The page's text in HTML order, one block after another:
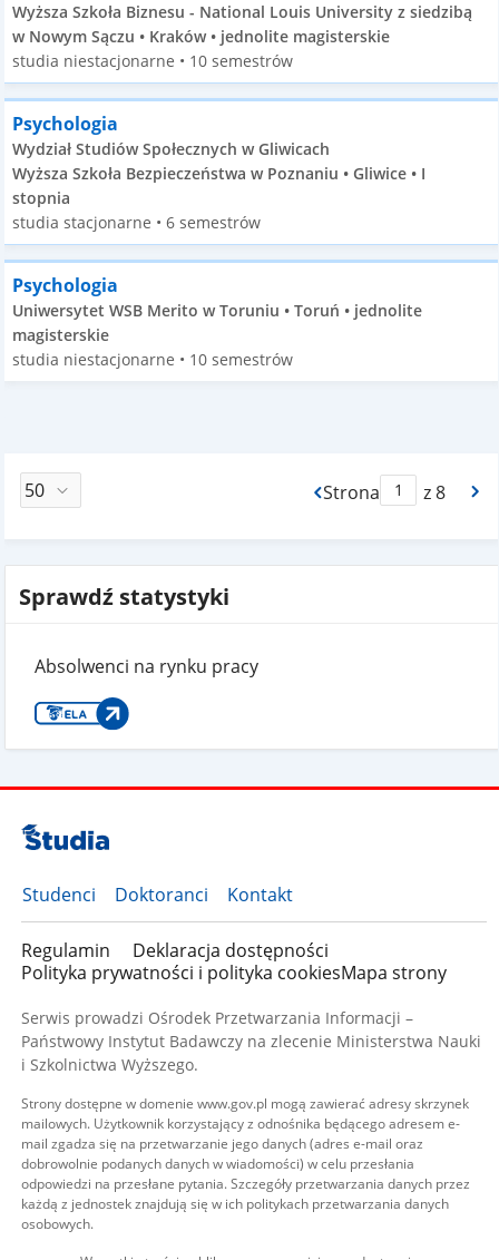
Wyższa Szkoła Biznesu - National Louis University z siedzibą
w Nowym Sączu • Kraków • jednolite magisterskie
studia niestacjonarne • 10 semestrów
Psychologia
Wydział Studiów Społecznych w Gliwicach
Wyższa Szkoła Bezpieczeństwa w Poznaniu • Gliwice • I
stopnia
studia stacjonarne • 6 semestrów
Psychologia
Uniwersytet WSB Merito w Toruniu • Toruń • jednolite
magisterskie
studia niestacjonarne • 10 semestrów
Strona
Max Stronaz 8
Sprawdź statystyki
Absolwenci na rynku pracy
Studenci Doktoranci Kontakt
Regulamin
Deklaracja dostępności
Polityka prywatności i polityka cookiesMapa strony
Serwis prowadzi Ośrodek Przetwarzania Informacji –
Państwowy Instytut Badawczy na zlecenie Ministerstwa Nauki
i Szkolnictwa Wyższego.
Strony dostępne w domenie www.gov.pl mogą zawierać adresy skrzynek
mailowych. Użytkownik korzystający z odnośnika będącego adresem e-
mail zgadza się na przetwarzanie jego danych (adres e-mail oraz
dobrowolnie podanych danych w wiadomości) w celu przesłania
odpowiedzi na przesłane pytania. Szczegóły przetwarzania danych przez
każdą z jednostek znajdują się w ich politykach przetwarzania danych
osobowych.